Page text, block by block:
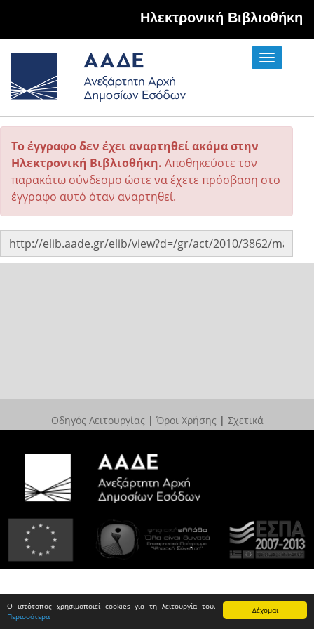
Δέχομαι
Ο ιστότοπος χρησιμοποιεί cookies για τη λειτουργία του.
Περισσότερα
Hλεκτρονική Βιβλιοθήκη
Toggle
Το έγγραφο δεν έχει αναρτηθεί ακόμα στην
Ηλεκτρονική Βιβλιοθήκη. Αποθηκεύστε τον
παρακάτω σύνδεσμο ώστε να έχετε πρόσβαση στο
έγγραφο αυτό όταν αναρτηθεί.
Οδηγός Λειτουργίας | Όροι Χρήσης | Σχετικά